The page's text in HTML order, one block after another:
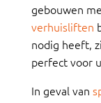
gebouwen
verhuisliften
nodig heeft,
perfect voor
In geval van